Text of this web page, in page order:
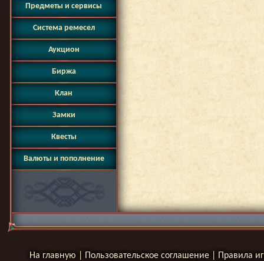
На главную Пользовательское соглашение|
Правила
Предметы и сервисы
Система ремесел
Аукцион
Биржа
Клан
Замки
Квесты
Валюты и пополнение